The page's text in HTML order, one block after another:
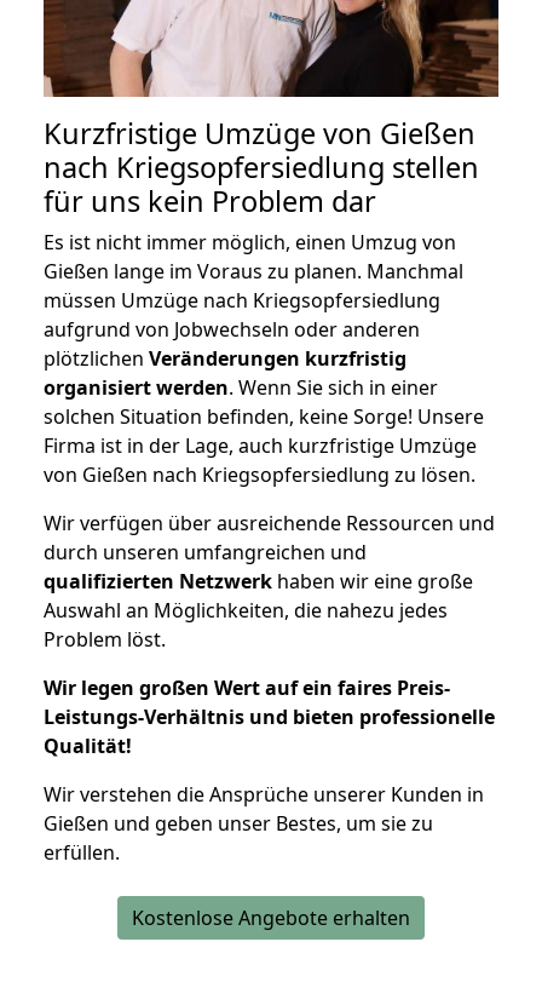
Kurzfristige Umzüge von Gießen
nach Kriegsopfersiedlung stellen
für uns kein Problem dar
Es ist nicht immer möglich, einen Umzug von
Gießen lange im Voraus zu planen. Manchmal
müssen Umzüge nach Kriegsopfersiedlung
aufgrund von Jobwechseln oder anderen
plötzlichen Veränderungen kurzfristig
organisiert werden. Wenn Sie sich in einer
solchen Situation befinden, keine Sorge! Unsere
Firma ist in der Lage, auch kurzfristige Umzüge
von Gießen nach Kriegsopfersiedlung zu lösen.
Wir verfügen über ausreichende Ressourcen und
durch unseren umfangreichen und
qualifizierten Netzwerk haben wir eine große
Auswahl an Möglichkeiten, die nahezu jedes
Problem löst.
Wir legen großen Wert auf ein faires Preis-
Leistungs-Verhältnis und bieten professionelle
Qualität!
Wir verstehen die Ansprüche unserer Kunden in
Gießen und geben unser Bestes, um sie zu
erfüllen.
Kostenlose Angebote erhalten